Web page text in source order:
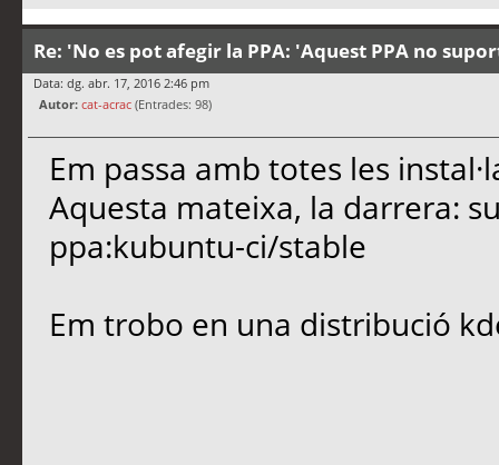
Re: 'No es pot afegir la PPA: 'Aquest PPA no
Data: dg. abr. 17, 2016 2:46 pm
Autor: cat-acrac (Entrades: 98)
Em passa amb totes les
Aquesta mateixa, la darrera:
ppa:kubuntu-ci/stable
Em trobo en una distribució